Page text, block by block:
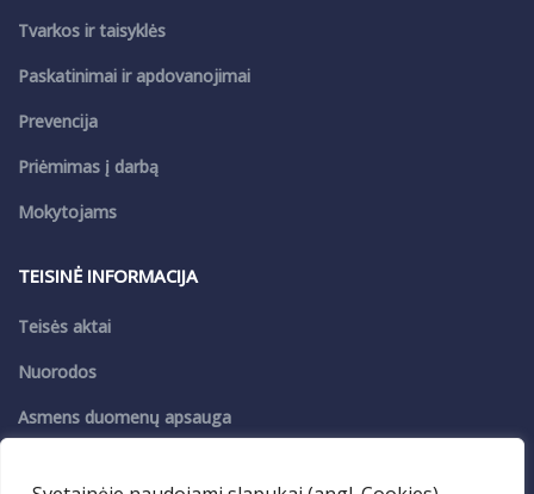
Tvarkos ir taisyklės
Paskatinimai ir apdovanojimai
Prevencija
Priėmimas į darbą
Mokytojams
TEISINĖ INFORMACIJA
Teisės aktai
Nuorodos
Asmens duomenų apsauga